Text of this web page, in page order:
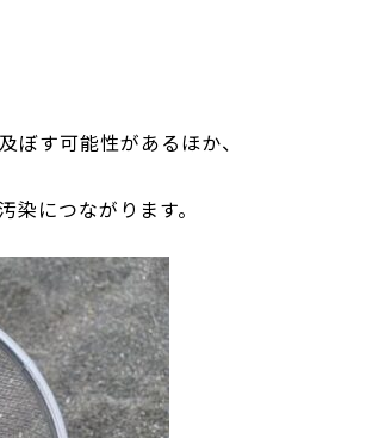
ぼす可能性があるほか、
につながります。